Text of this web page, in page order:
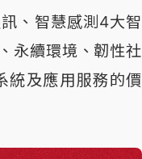
、智慧感測4大智
永續環境、韌性社
統及應用服務的價